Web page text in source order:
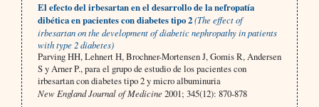
El efecto del irbesartan en el desarrollo de la nefropatía
dibética en pacientes con diabetes tipo 2(The effect of
irbesartan on the development of diabetic nephropathy in patients
with type 2 diabetes)
Parving HH, Lehnert H, Brochner-Mortensen J, Gomis R, Andersen
S y Arner P., para el grupo de estudio de los pacientes con
irbesartan con diabetes tipo 2 y micro albuminuria
New England Journal of Medicine2001; 345(12): 870-878